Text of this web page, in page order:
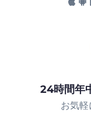
24時間年
お気軽